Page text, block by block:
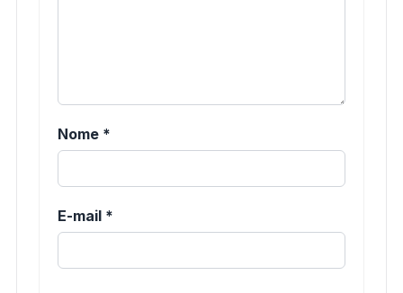
Nome *
E-mail *